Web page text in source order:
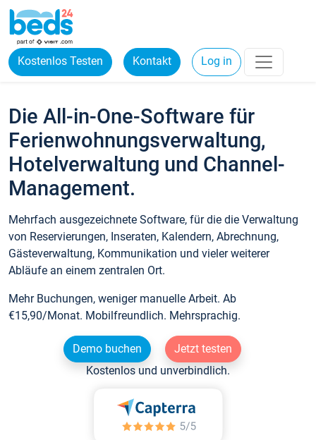
Kostenlos Testen Kontakt Log in
Die All-in-One-Software für
Ferienwohnungsverwaltung,
Hotelverwaltung und Channel-
Management.
Mehrfach ausgezeichnete Software, für die die Verwaltung
von Reservierungen, Inseraten, Kalendern, Abrechnung,
Gästeverwaltung, Kommunikation und vieler weiterer
Abläufe an einem zentralen Ort.
Mehr Buchungen, weniger manuelle Arbeit. Ab
€15,90/Monat. Mobilfreundlich. Mehrsprachig.
Demo buchen
Jetzt testen
Kostenlos und unverbindlich.